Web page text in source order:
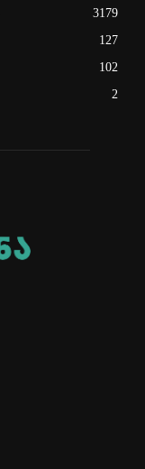
3179
127
102
2